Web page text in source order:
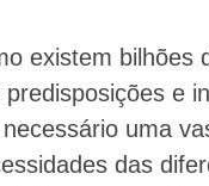
existem bilhões
predisposições e
uma
das